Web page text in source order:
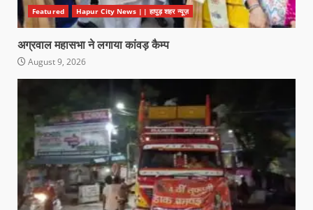
Featured Hapur City News || हापुड़ शहर न्यूज़
अग्रवाल महासभा ने लगाया कांवड़ कैम्प
August 9, 2026